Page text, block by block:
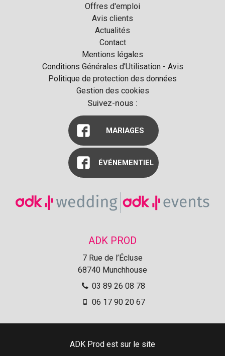
Offres d'emploi
Avis clients
Actualités
Contact
Mentions légales
Conditions Générales d'Utilisation - Avis
Politique de protection des données
Gestion des cookies
Suivez-nous :
MARIAGES
ÉVÉNEMENTIEL
ADK PROD
7 Rue de l’Écluse
68740 Munchhouse
03 89 26 08 78
06 17 90 20 67
ADK Prod est sur le site